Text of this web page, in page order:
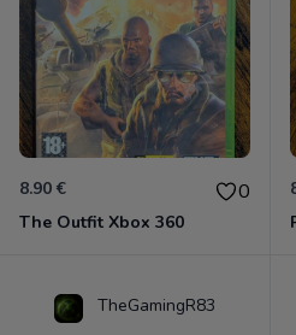
8.90 € 0
The Outfit Xbox 360
TheGamingR83